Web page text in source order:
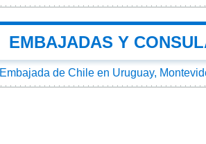
EMBAJADAS Y
Embajada de Chile en Uruguay,